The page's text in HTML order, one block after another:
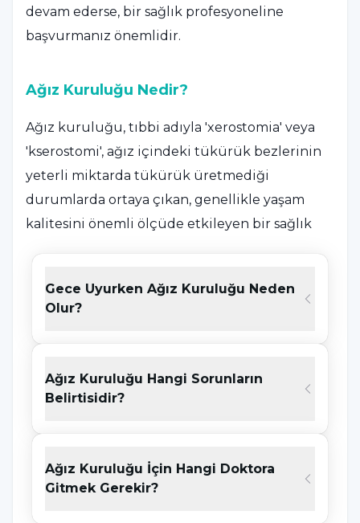
devam ederse, bir sağlık profesyoneline
başvurmanız önemlidir.
Ağız Kuruluğu Nedir?
Ağız kuruluğu, tıbbi adıyla 'xerostomia' veya
'kserostomi', ağız içindeki tükürük bezlerinin
yeterli miktarda tükürük üretmediği
durumlarda ortaya çıkan, genellikle yaşam
kalitesini önemli ölçüde etkileyen bir sağlık
alma işlevleri için kritik öneme sahiptir. Bu
boğazda kuruluk, yutma ve konuşma
diş çürükleri, ağız yaraları ve enfeksiyon riskini
Ağız Kuruluğu Diş Sağlığını Nasıl Etkiler?
Gece Uyurken Ağız Kuruluğu Neden
Olur?
Ağız Kuruluğu Hangi Sorunların
Belirtisidir?
Ağız Kuruluğu İçin Hangi Doktora
Gitmek Gerekir?